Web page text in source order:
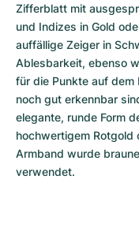
Zifferblatt mit
und Indizes in Gold
auffällige Zeiger in
Ablesbarkeit, ebenso
für die Punkte auf dem
noch gut erkennbar
elegante, runde Form
hochwertigem Rotgold
Armband wurde
verwendet.